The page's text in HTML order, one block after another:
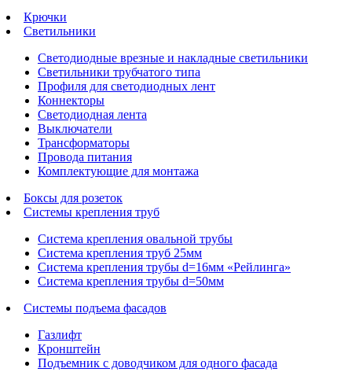
Крючки
Светильники
Светодиодные врезные и накладные светильники
Светильники трубчатого типа
Профиля для светодиодных лент
Коннекторы
Светодиодная лента
Выключатели
Трансформаторы
Провода питания
Комплектующие для монтажа
Боксы для розеток
Системы крепления труб
Система крепления овальной трубы
Система крепления труб 25мм
Система крепления трубы d=16мм «Рейлинга»
Система крепления трубы d=50мм
Системы подъема фасадов
Газлифт
Кронштейн
Подъемник с доводчиком для одного фасада